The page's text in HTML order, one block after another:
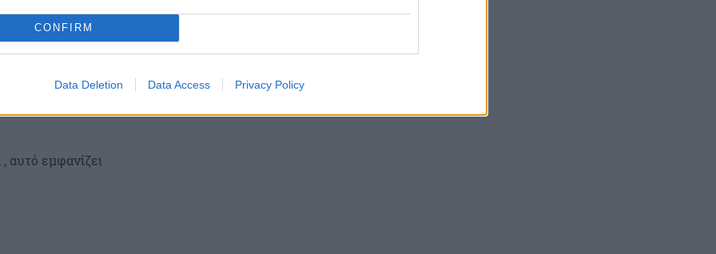
CONFIRM
Data Deletion Data Access Privacy Policy
ρύθμισης οφειλών υποβάλλεται
“ Ηλεκτρονική Πλατφόρμα
αυτό εμφανίζει